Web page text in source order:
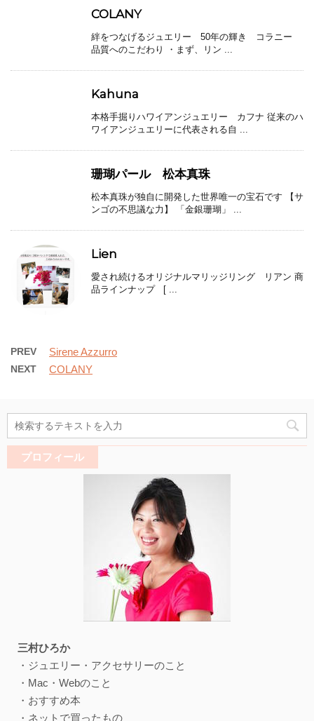
COLANY
絆をつなげるジュエリー 50年の輝き コラニー
品質へのこだわり ・まず、リン ...
Kahuna
本格手掘りハワイアンジュエリー カフナ 従来のハ
ワイアンジュエリーに代表される自 ...
珊瑚パール 松本真珠
松本真珠が独自に開発した世界唯一の宝石です 【サ
ンゴの不思議な力】 「金銀珊瑚」 ...
Lien
愛され続けるオリジナルマリッジリング リアン 商
品ラインナップ [ ...
PREV Sirene Azzurro
NEXT COLANY
プロフィール
三村ひろか
・ジュエリー・アクセサリーのこと
・Mac・Webのこと
・おすすめ本
・ネットで買ったもの